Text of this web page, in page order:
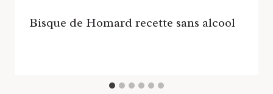
Bisque de Homard recette sans alcool